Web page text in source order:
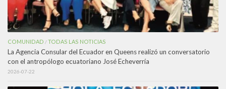
COMUNIDAD /TODAS LAS NOTICIAS
La Agencia Consular del Ecuador en Queens realizó un conversatorio
con el antropólogo ecuatoriano José Echeverría
2026-07-22